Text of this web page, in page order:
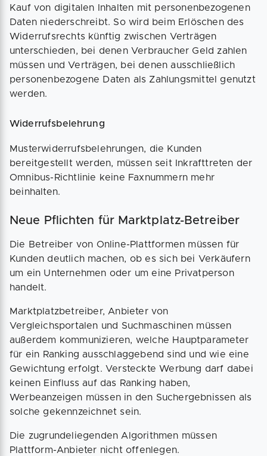
Kauf von digitalen Inhalten mit personenbezogenen
Daten niederschreibt. So wird beim Erlöschen des
Widerrufsrechts künftig zwischen Verträgen
unterschieden, bei denen Verbraucher Geld zahlen
müssen und Verträgen, bei denen ausschließlich
personenbezogene Daten als Zahlungsmittel genutzt
werden.
Widerrufsbelehrung
Musterwiderrufsbelehrungen, die Kunden
bereitgestellt werden, müssen seit Inkrafttreten der
Omnibus-Richtlinie keine Faxnummern mehr
beinhalten.
Neue Pflichten für Marktplatz-Betreiber
Die Betreiber von Online-Plattformen müssen für
Kunden deutlich machen, ob es sich bei Verkäufern
um ein Unternehmen oder um eine Privatperson
handelt.
Marktplatzbetreiber, Anbieter von
Vergleichsportalen und Suchmaschinen müssen
außerdem kommunizieren, welche Hauptparameter
für ein Ranking ausschlaggebend sind und wie eine
Gewichtung erfolgt. Versteckte Werbung darf dabei
keinen Einfluss auf das Ranking haben,
Werbeanzeigen müssen in den Suchergebnissen als
solche gekennzeichnet sein.
Die zugrundeliegenden Algorithmen müssen
Plattform-Anbieter nicht offenlegen.